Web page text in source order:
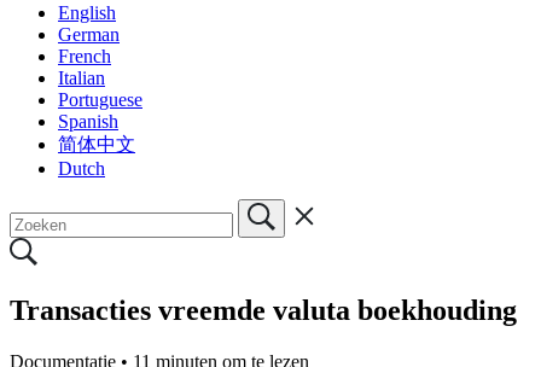
English
German
French
Italian
Portuguese
Spanish
简体中文
Dutch
Transacties vreemde valuta boekhouding
Documentatie • 11 minuten om te lezen